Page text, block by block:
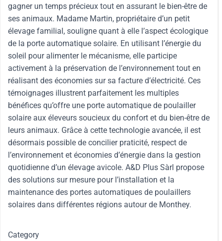
gagner un temps précieux tout en assurant le bien-être de
ses animaux. Madame Martin, propriétaire d’un petit
élevage familial, souligne quant à elle l’aspect écologique
de la porte automatique solaire. En utilisant l’énergie du
soleil pour alimenter le mécanisme, elle participe
activement à la préservation de l’environnement tout en
réalisant des économies sur sa facture d’électricité. Ces
témoignages illustrent parfaitement les multiples
bénéfices qu’offre une porte automatique de poulailler
solaire aux éleveurs soucieux du confort et du bien-être de
leurs animaux. Grâce à cette technologie avancée, il est
désormais possible de concilier praticité, respect de
l’environnement et économies d’énergie dans la gestion
quotidienne d’un élevage avicole. A&D Plus Sàrl propose
des solutions sur mesure pour l’installation et la
maintenance des portes automatiques de poulaillers
solaires dans différentes régions autour de Monthey.
Category